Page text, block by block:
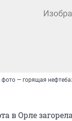
— горящая
в Орле